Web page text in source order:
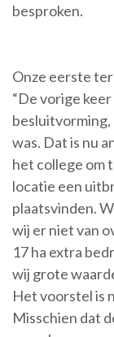
besproken.
Onze eerste
“De vorige
was. Dat is nu
het college om
locatie een
plaatsvinden.
wij er niet van
17 ha extra
wij grote
Het voorstel is
Misschien dat